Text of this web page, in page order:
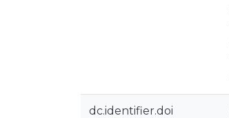
dc.identifier.doi